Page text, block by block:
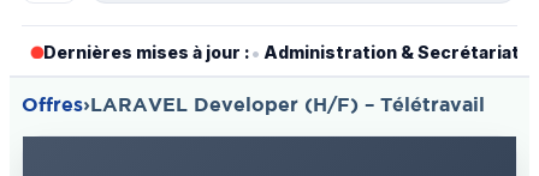
Dernières mises à jour :• Administration & Secrétariat
Offres›LARAVEL Developer (H/F) – Télétravail